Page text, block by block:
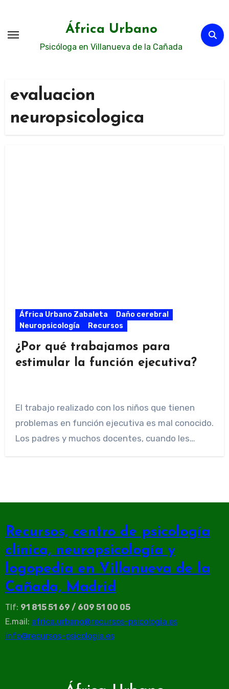
contenido
África Urbano
Psicóloga en Villanueva de la Cañada
evaluacion
neuropsicologica
África Urbano Zabaleta
Daño cerebral
Neuropsicología
Recursos
¿Por qué trabajamos para
estimular la función ejecutiva?
El trabajo realizado con los niños que tienen
problemas en función ejecutiva es mal conocido.
Los padres y muchos docentes, cuando les…
Recursos, centro de psicología
clínica, neuropsicología y
logopedia en Villanueva de la
Cañada, Madrid
Tlf: 91 815 51 69 / 609 51 00 05
E.mail: africa.urbano@recursos-psicologia.es
info@recursos-psicologia.es